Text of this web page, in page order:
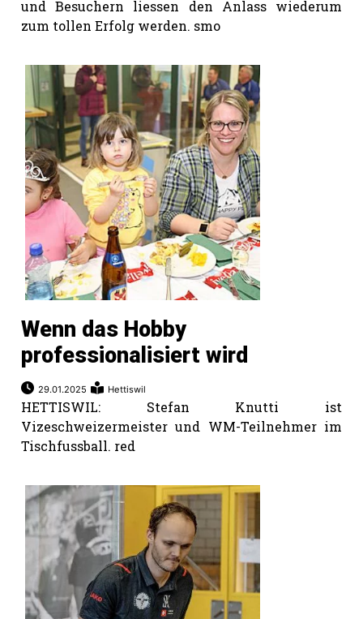
und Besuchern liessen den Anlass wiederum
zum tollen Erfolg werden. smo
Wenn das Hobby
professionalisiert wird
29.01.2025 Hettiswil
HETTISWIL: Stefan Knutti ist
Vizeschweizermeister und WM-Teilnehmer im
Tischfussball. red